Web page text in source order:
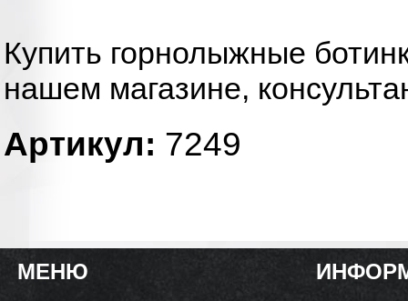
Купить горнолыжные
нашем магазине,
Артикул: 7249
МЕНЮ